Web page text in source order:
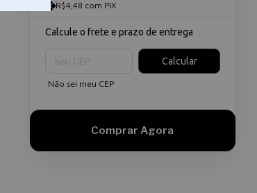
R$4,48 com PIX
Calcule o frete e prazo de entrega
Calcular
Não sei meu CEP